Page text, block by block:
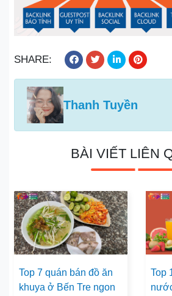
SHARE:
Thanh Tuyền
BÀI VIẾT LIÊN
Top 7 quán bán đồ ăn
khuya ở Bến Tre ngon
Top